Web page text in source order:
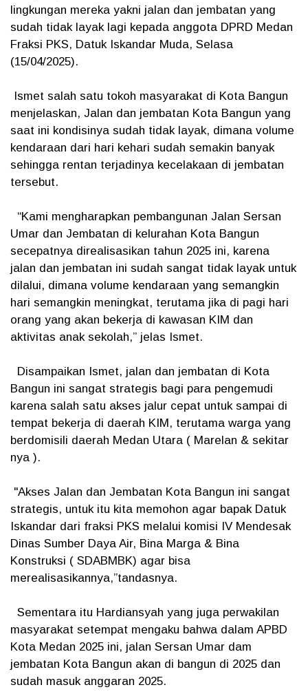
lingkungan mereka yakni jalan dan jembatan yang
sudah tidak layak lagi kepada anggota DPRD Medan
Fraksi PKS, Datuk Iskandar Muda, Selasa
(15/04/2025).
Ismet salah satu tokoh masyarakat di Kota Bangun
menjelaskan, Jalan dan jembatan Kota Bangun yang
saat ini kondisinya sudah tidak layak, dimana volume
kendaraan dari hari kehari sudah semakin banyak
sehingga rentan terjadinya kecelakaan di jembatan
tersebut.
“Kami mengharapkan pembangunan Jalan Sersan
Umar dan Jembatan di kelurahan Kota Bangun
secepatnya direalisasikan tahun 2025 ini, karena
jalan dan jembatan ini sudah sangat tidak layak untuk
dilalui, dimana volume kendaraan yang semangkin
hari semangkin meningkat, terutama jika di pagi hari
orang yang akan bekerja di kawasan KIM dan
aktivitas anak sekolah,” jelas Ismet.
Disampaikan Ismet, jalan dan jembatan di Kota
Bangun ini sangat strategis bagi para pengemudi
karena salah satu akses jalur cepat untuk sampai di
tempat bekerja di daerah KIM, terutama warga yang
berdomisili daerah Medan Utara ( Marelan & sekitar
nya ).
"Akses Jalan dan Jembatan Kota Bangun ini sangat
strategis, untuk itu kita memohon agar bapak Datuk
Iskandar dari fraksi PKS melalui komisi IV Mendesak
Dinas Sumber Daya Air, Bina Marga & Bina
Konstruksi ( SDABMBK) agar bisa
merealisasikannya,”tandasnya.
Sementara itu Hardiansyah yang juga perwakilan
masyarakat setempat mengaku bahwa dalam APBD
Kota Medan 2025 ini, jalan Sersan Umar dam
jembatan Kota Bangun akan di bangun di 2025 dan
sudah masuk anggaran 2025.